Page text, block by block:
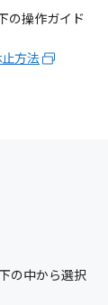
の操作ガイド
方法
の中から選択